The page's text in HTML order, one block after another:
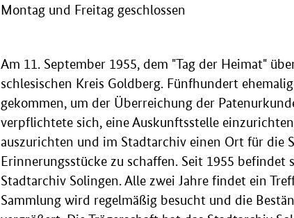
Montag und Freitag geschlossen
Am 11. September 1955, dem "Tag der Heimat"
schlesischen Kreis Goldberg. Fünfhundert
gekommen, um der Überreichung der
verpflichtete sich, eine Auskunftsstelle
auszurichten und im Stadtarchiv einen Ort für die
Erinnerungsstücke zu schaffen. Seit 1955
Stadtarchiv Solingen. Alle zwei Jahre findet ein
Sammlung wird regelmäßig besucht und die